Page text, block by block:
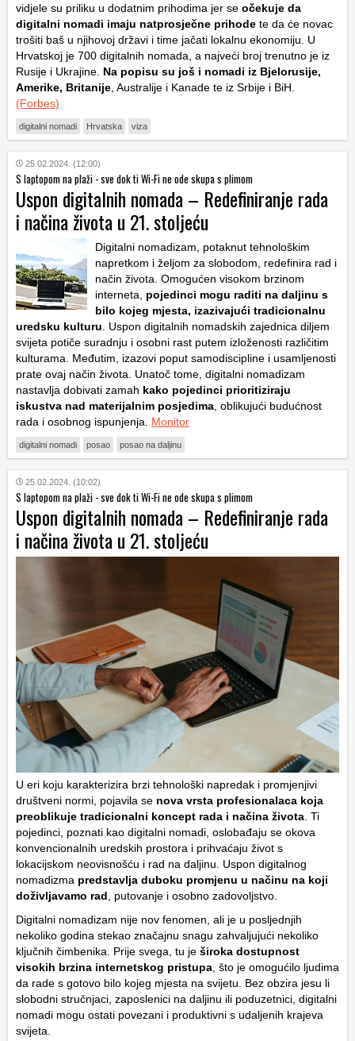
vidjele su priliku u dodatnim prihodima jer se očekuje da
digitalni nomadi imaju natprosječne prihode te da će novac
trošiti baš u njihovoj državi i time jačati lokalnu ekonomiju. U
Hrvatskoj je 700 digitalnih nomada, a najveći broj trenutno je iz
Rusije i Ukrajine. Na popisu su još i nomadi iz Bjelorusije,
Amerike, Britanije, Australije i Kanade te iz Srbije i BiH.
(Forbes)
digitalni nomadi Hrvatska viza
25.02.2024. (12:00)
S laptopom na plaži - sve dok ti Wi-Fi ne ode skupa s plimom
Uspon digitalnih nomada – Redefiniranje rada
i načina života u 21. stoljeću
Digitalni nomadizam, potaknut tehnološkim
napretkom i željom za slobodom, redefinira rad i
način života. Omogućen visokom brzinom
interneta, pojedinci mogu raditi na daljinu s
bilo kojeg mjesta, izazivajući tradicionalnu
uredsku kulturu. Uspon digitalnih nomadskih zajednica diljem
svijeta potiče suradnju i osobni rast putem izloženosti različitim
kulturama. Međutim, izazovi poput samodiscipline i usamljenosti
prate ovaj način života. Unatoč tome, digitalni nomadizam
nastavlja dobivati zamah kako pojedinci prioritiziraju
iskustva nad materijalnim posjedima, oblikujući budućnost
rada i osobnog ispunjenja. Monitor
digitalni nomadi posao posao na daljinu
25.02.2024. (10:02)
S laptopom na plaži - sve dok ti Wi-Fi ne ode skupa s plimom
Uspon digitalnih nomada – Redefiniranje rada
i načina života u 21. stoljeću
U eri koju karakterizira brzi tehnološki napredak i promjenjivi
društveni normi, pojavila se nova vrsta profesionalaca koja
preoblikuje tradicionalni koncept rada i načina života. Ti
pojedinci, poznati kao digitalni nomadi, oslobađaju se okova
konvencionalnih uredskih prostora i prihvaćaju život s
lokacijskom neovisnošću i rad na daljinu. Uspon digitalnog
nomadizma predstavlja duboku promjenu u načinu na koji
doživljavamo rad, putovanje i osobno zadovoljstvo.
Digitalni nomadizam nije nov fenomen, ali je u posljednjih
nekoliko godina stekao značajnu snagu zahvaljujući nekoliko
ključnih čimbenika. Prije svega, tu je široka dostupnost
visokih brzina internetskog pristupa, što je omogućilo ljudima
da rade s gotovo bilo kojeg mjesta na svijetu. Bez obzira jesu li
slobodni stručnjaci, zaposlenici na daljinu ili poduzetnici, digitalni
nomadi mogu ostati povezani i produktivni s udaljenih krajeva
svijeta.